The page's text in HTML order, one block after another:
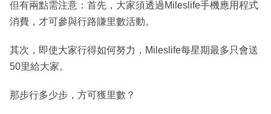
但有兩點需注意：首先，大家須透過Mileslife手機應用程式
消費，才可參與行路賺里數活動。
其次，即使大家行得如何努力，Mileslife每星期最多只會送
50里給大家。
那步行多少步，方可獲里數？